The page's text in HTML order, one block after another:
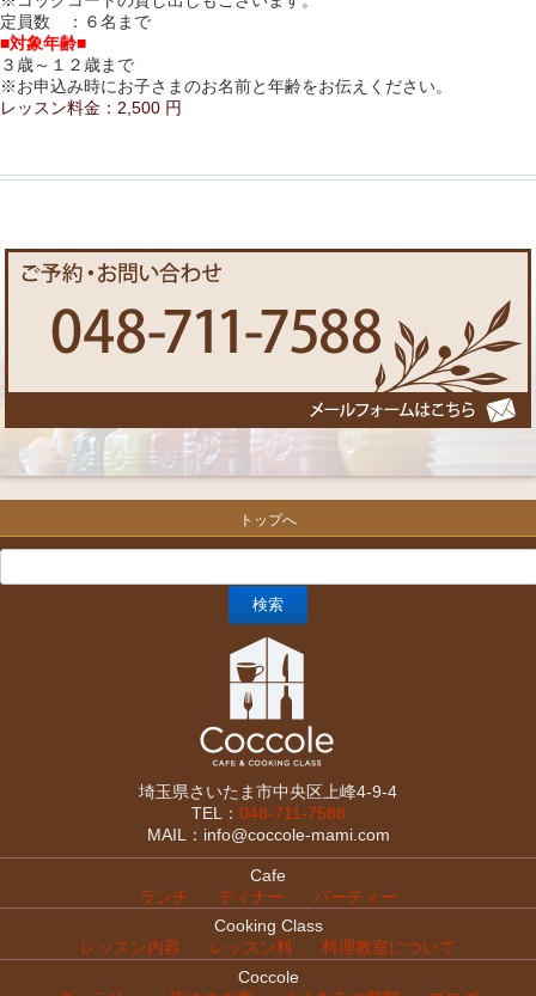
定員数 ：６名まで
■対象年齢■
３歳～１２歳まで
※お申込み時にお子さまのお名前と年齢をお伝えください。
レッスン料金： 2,500 円
トップへ
埼玉県さいたま市中央区上峰4-9-4
TEL： 048-711-7588
MAIL：info@coccole-mami.com
Cafe
ランチ
ディナー
パーティー
Cooking Class
レッスン内容
レッスン料
料理教室について
Coccole